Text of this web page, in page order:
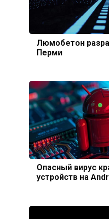
Люмобетон
Перми
Опасный вирус
устройств на